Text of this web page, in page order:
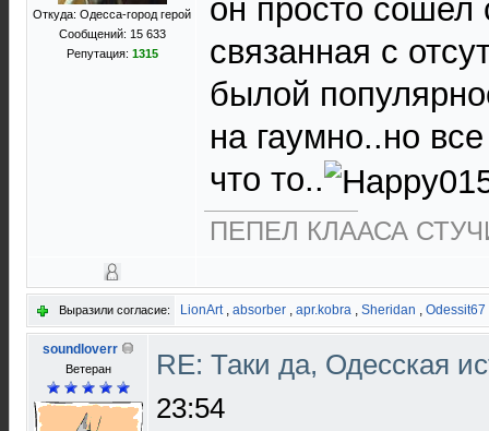
Откуда: Одесса-город герой
Сообщений: 15 633
Репутация: 1315
он просто сошел
связанная с
былой
на гаумно..но
что то..
ПЕПЕЛ КЛААСА
Выразили согласие: LionArt, absorber , apr.kobra , Sheridan , Odessit67
soundloverr
Ветеран
RE: Таки да, Одесская
23:54